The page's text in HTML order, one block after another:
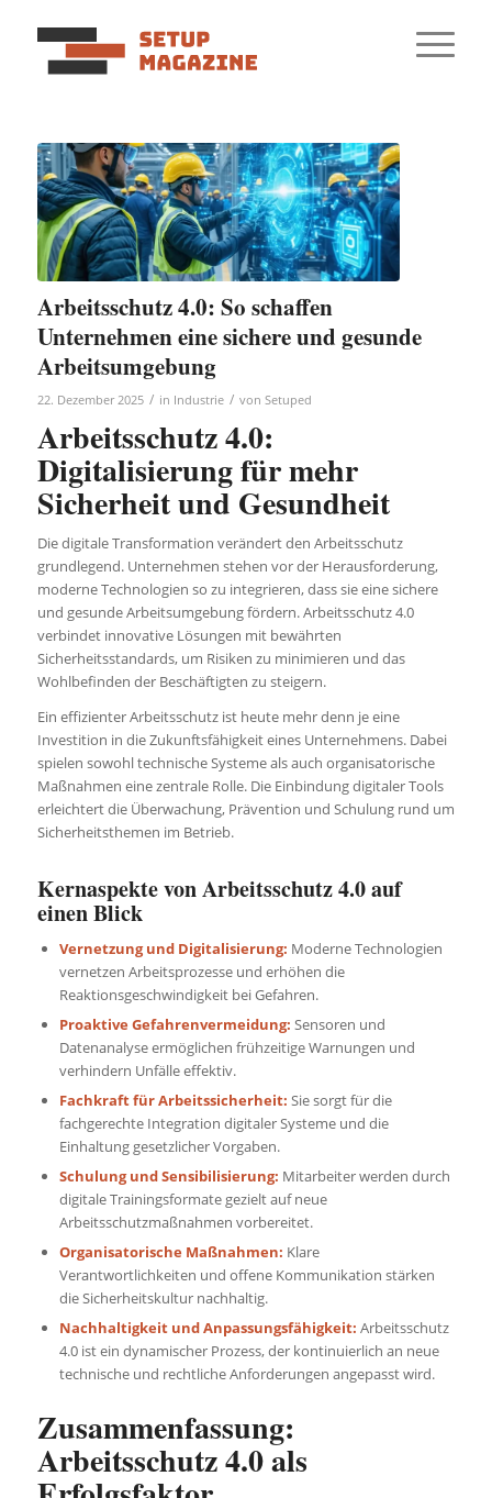
Arbeitsschutz 4.0: So schaffen
Unternehmen eine sichere und gesunde
Arbeitsumgebung
22. Dezember 2025 / in Industrie / von Setuped
Arbeitsschutz 4.0:
Digitalisierung für mehr
Sicherheit und Gesundheit
Die digitale Transformation verändert den Arbeitsschutz
grundlegend. Unternehmen stehen vor der Herausforderung,
moderne Technologien so zu integrieren, dass sie eine sichere
und gesunde Arbeitsumgebung fördern. Arbeitsschutz 4.0
verbindet innovative Lösungen mit bewährten
Sicherheitsstandards, um Risiken zu minimieren und das
Wohlbefinden der Beschäftigten zu steigern.
Ein effizienter Arbeitsschutz ist heute mehr denn je eine
Investition in die Zukunftsfähigkeit eines Unternehmens. Dabei
spielen sowohl technische Systeme als auch organisatorische
Maßnahmen eine zentrale Rolle. Die Einbindung digitaler Tools
erleichtert die Überwachung, Prävention und Schulung rund um
Sicherheitsthemen im Betrieb.
Kernaspekte von Arbeitsschutz 4.0 auf
einen Blick
Vernetzung und Digitalisierung: Moderne Technologien
vernetzen Arbeitsprozesse und erhöhen die
Reaktionsgeschwindigkeit bei Gefahren.
Proaktive Gefahrenvermeidung: Sensoren und
Datenanalyse ermöglichen frühzeitige Warnungen und
verhindern Unfälle effektiv.
Fachkraft für Arbeitssicherheit: Sie sorgt für die
fachgerechte Integration digitaler Systeme und die
Einhaltung gesetzlicher Vorgaben.
Schulung und Sensibilisierung: Mitarbeiter werden durch
digitale Trainingsformate gezielt auf neue
Arbeitsschutzmaßnahmen vorbereitet.
Organisatorische Maßnahmen: Klare
Verantwortlichkeiten und offene Kommunikation stärken
die Sicherheitskultur nachhaltig.
Nachhaltigkeit und Anpassungsfähigkeit: Arbeitsschutz
4.0 ist ein dynamischer Prozess, der kontinuierlich an neue
technische und rechtliche Anforderungen angepasst wird.
Zusammenfassung:
Arbeitsschutz 4.0 als